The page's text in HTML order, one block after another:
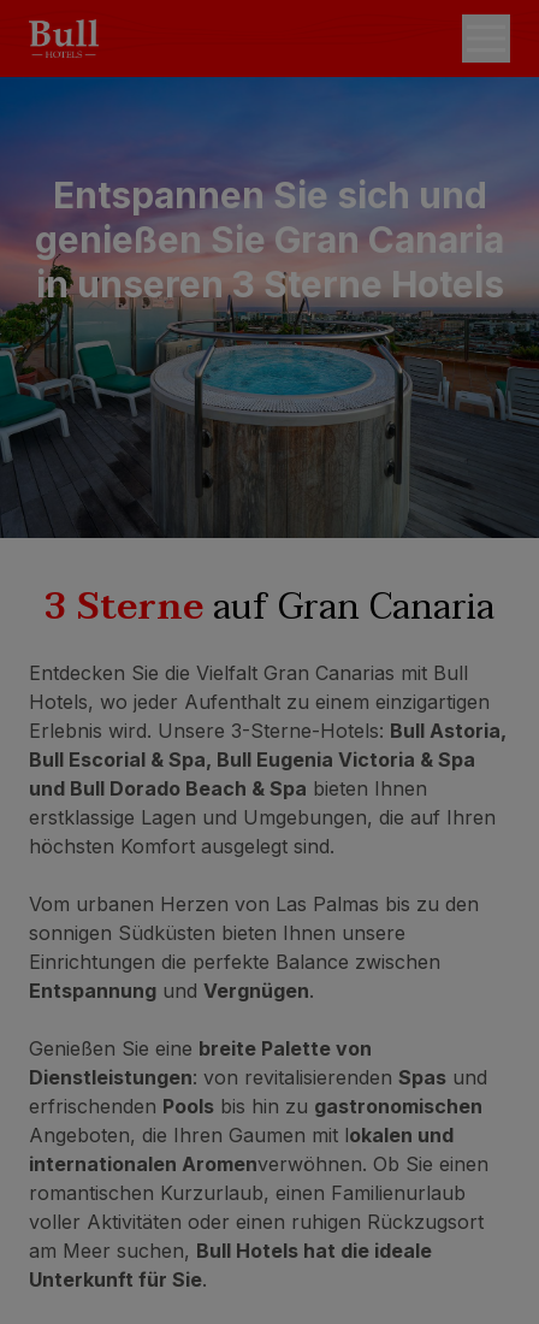
Entspannen Sie sich und
genießen Sie Gran Canaria
in unseren 3 Sterne Hotels
3 Sterneauf Gran Canaria
Entdecken Sie die Vielfalt Gran Canarias mit Bull
Hotels, wo jeder Aufenthalt zu einem einzigartigen
Erlebnis wird. Unsere 3-Sterne-Hotels: Bull Astoria,
Bull Escorial & Spa, Bull Eugenia Victoria & Spa
und Bull Dorado Beach & Spa bieten Ihnen
erstklassige Lagen und Umgebungen, die auf Ihren
höchsten Komfort ausgelegt sind.
Vom urbanen Herzen von Las Palmas bis zu den
sonnigen Südküsten bieten Ihnen unsere
Einrichtungen die perfekte Balance zwischen
Entspannung und Vergnügen.
Genießen Sie eine breite Palette von
Dienstleistungen: von revitalisierenden Spas und
erfrischenden Pools bis hin zu gastronomischen
Angeboten, die Ihren Gaumen mit lokalen und
internationalen Aromenverwöhnen. Ob Sie einen
romantischen Kurzurlaub, einen Familienurlaub
voller Aktivitäten oder einen ruhigen Rückzugsort
am Meer suchen, Bull Hotels hat die ideale
Unterkunft für Sie.